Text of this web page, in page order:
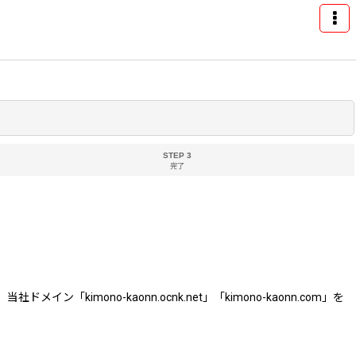
STEP 3
完了
当社ドメイン「kimono-kaonn.ocnk.net」「kimono-kaonn.com」を